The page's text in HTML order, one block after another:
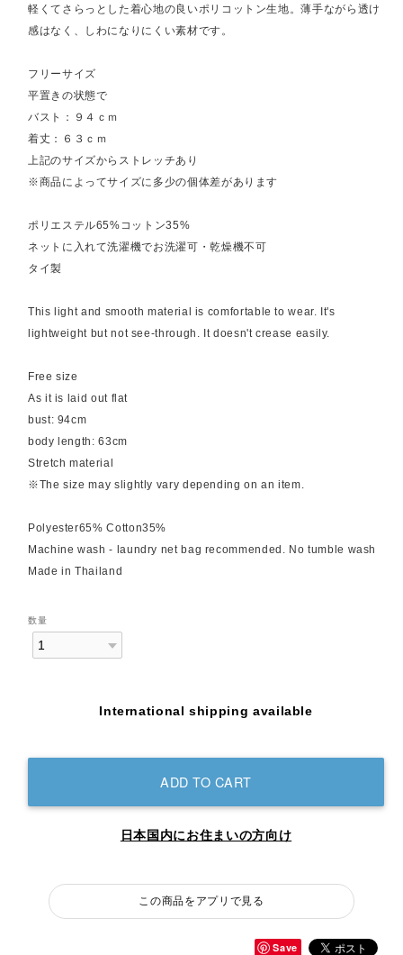
軽くてさらっとした着心地の良いポリコットン生地。薄手ながら透け
感はなく、しわになりにくい素材です。
フリーサイズ
平置きの状態で
バスト：９４ｃｍ
着丈：６３ｃｍ
上記のサイズからストレッチあり
※商品によってサイズに多少の個体差があります
ポリエステル65%コットン35%
ネットに入れて洗濯機でお洗濯可・乾燥機不可
タイ製
This light and smooth material is comfortable to wear. It's
lightweight but not see-through. It doesn't crease easily.
Free size
As it is laid out flat
bust: 94cm
body length: 63cm
Stretch material
※The size may slightly vary depending on an item.
Polyester65% Cotton35%
Machine wash - laundry net bag recommended. No tumble wash
Made in Thailand
数量
International shipping available
ADD TO CART
日本国内にお住まいの方向け
この商品をアプリで見る
Save